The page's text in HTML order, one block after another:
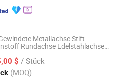
Metallachse Stift
Rundachse Edelstahlachse
$ / Stück
(MOQ)
Technology Co., Ltd
Seit 2024